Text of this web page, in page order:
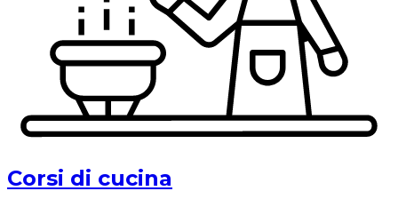
Corsi di cucina